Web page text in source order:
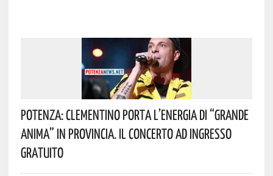
Potenza: Clementino Porta L’energia Di “Grande
Anima” In Provincia. Il Concerto Ad Ingresso
Gratuito